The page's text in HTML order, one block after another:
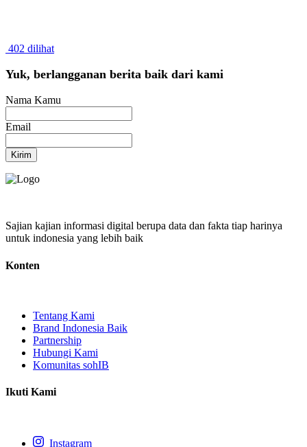
402 dilihat
Yuk, berlangganan berita baik dari kami
Nama Kamu
Email
Kirim
Sajian kajian informasi digital berupa data dan fakta tiap harinya
untuk indonesia yang lebih baik
Konten
Tentang Kami
Brand Indonesia Baik
Partnership
Hubungi Kami
Komunitas sohIB
Ikuti Kami
Instagram